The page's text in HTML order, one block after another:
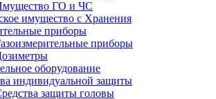
ГО и ЧС
имущество с Хранения
приборы
приборы
оборудование
индивидуальной защиты
защиты головы